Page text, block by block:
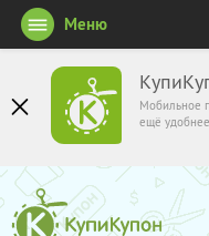
Мобильное
ещё удобнее
Меню